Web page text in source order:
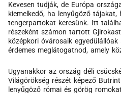
Kevesen tudják, de Európa
kiemelkedő, ha lenyűgöző tájakat,
tengerpartokat keresünk. Itt
részeként számon tartott
középkori óvárosaik
érdemes meglátogatnod, amely
Ugyanakkor az ország déli
Világörökség részét képező
lenyűgöző római és görög